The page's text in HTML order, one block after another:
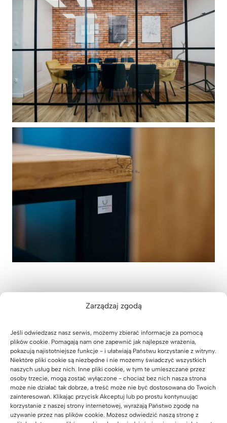
Zarządzaj zgodą
Jeśli odwiedzasz nasz serwis, możemy zbierać informacje za pomocą
plików cookie. Pomagają nam one zapewnić jak najlepsze wrażenia,
pokazują najistotniejsze funkcje - i ułatwiają Państwu korzystanie z witryny.
Niektóre pliki cookie są niezbędne i nie możemy świadczyć wszystkich
naszych usług bez nich. Inne pliki cookie, w tym te umieszczane przez
osoby trzecie, mogą zostać wyłączone - chociaż bez nich nasza strona
może nie działać tak dobrze, a treść może nie być dostosowana do Twoich
zainteresowań. Klikając przycisk Akceptuj lub po prostu kontynuując
korzystanie z naszej strony internetowej, wyrażają Państwo zgodę na
używanie przez nas plików cookie. Możesz odwiedzić naszą stronę z
ZAMÓWIENIA W NASZYM
SKLEPIE INTERNETOWYM
– zapytaj o szczegóły na
miejscu.
Zobacz, jakie meble z drewna i
metalu można obejrzeć na ul.